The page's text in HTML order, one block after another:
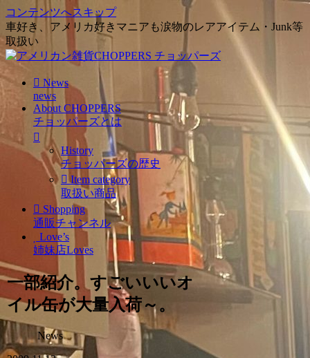
コンテンツへスキップ
車好き、アメリカ好きマニアも涙物のレアアイテム・Junk等
取扱い
News
news
About CHOPPERS
チョッパーズとは
History
チョッパーズの歴史
Item category
取扱い商品
Shopping
通販チャンネル
Love’s
姉妹店Loves
一部紹介。すごいいいオ
イル缶が大量入荷～。
News